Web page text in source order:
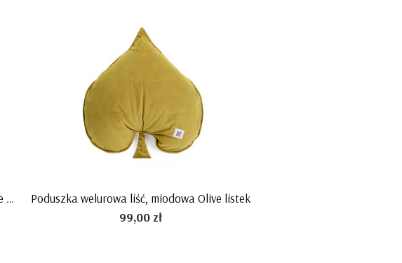
Pościel 2-el. z wypełnieniem roz. L - In The Woods - Bellamy
Poduszka welurowa liść, miodowa Olive listek
99,00 zł